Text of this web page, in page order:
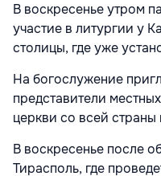
В воскресенье утром
участие в литургии у
столицы, где уже
На богослужение
представители
церкви со всей
В воскресенье после
Тирасполь, где